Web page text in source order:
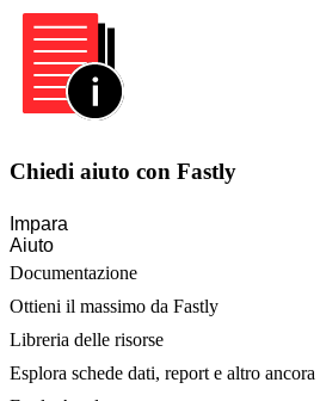
Chiedi aiuto con Fastly
Impara
Aiuto
Documentazione
Ottieni il massimo da Fastly
Libreria delle risorse
Esplora schede dati, report e altro ancora